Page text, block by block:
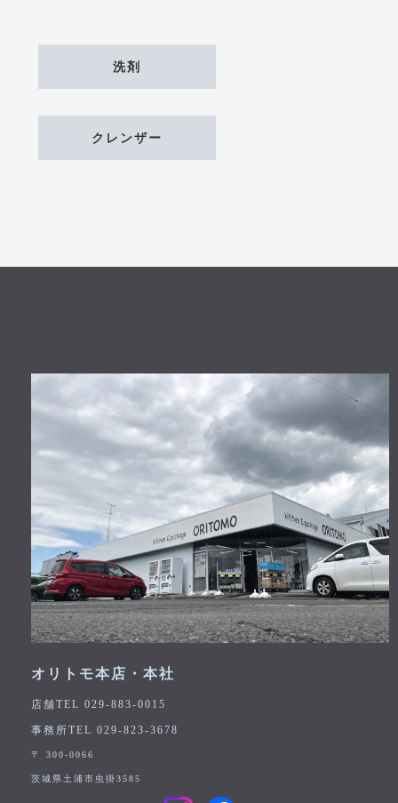
洗剤
クレンザー
オリトモ本店・本社
店舗TEL 029-883-0015
事務所TEL 029-823-3678
〒 300-0066
茨城県土浦市虫掛3585